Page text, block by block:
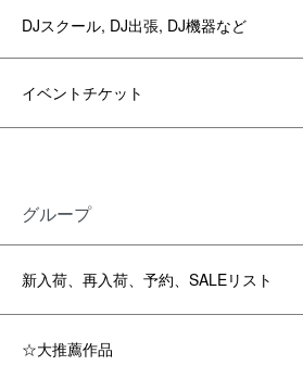
DJスクール, DJ出張, DJ機器など
イベントチケット
グループ
新入荷、再入荷、予約、SALEリスト
☆大推薦作品